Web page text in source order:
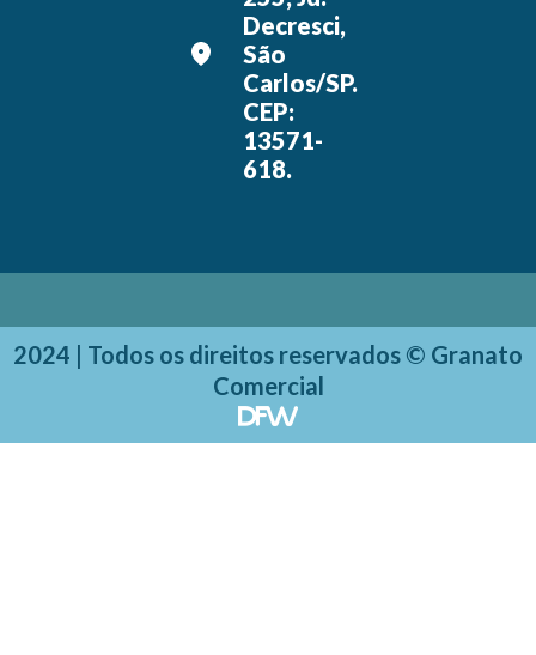
Decresci,
São
Carlos/SP.
CEP:
13571-
618.
2024 | Todos os direitos reservados © Granato
Comercial